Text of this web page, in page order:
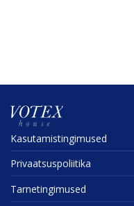
Kasuta­mis­tin­gi­mused
Privaat­sus­po­liitika
Tarne­tin­gi­mused